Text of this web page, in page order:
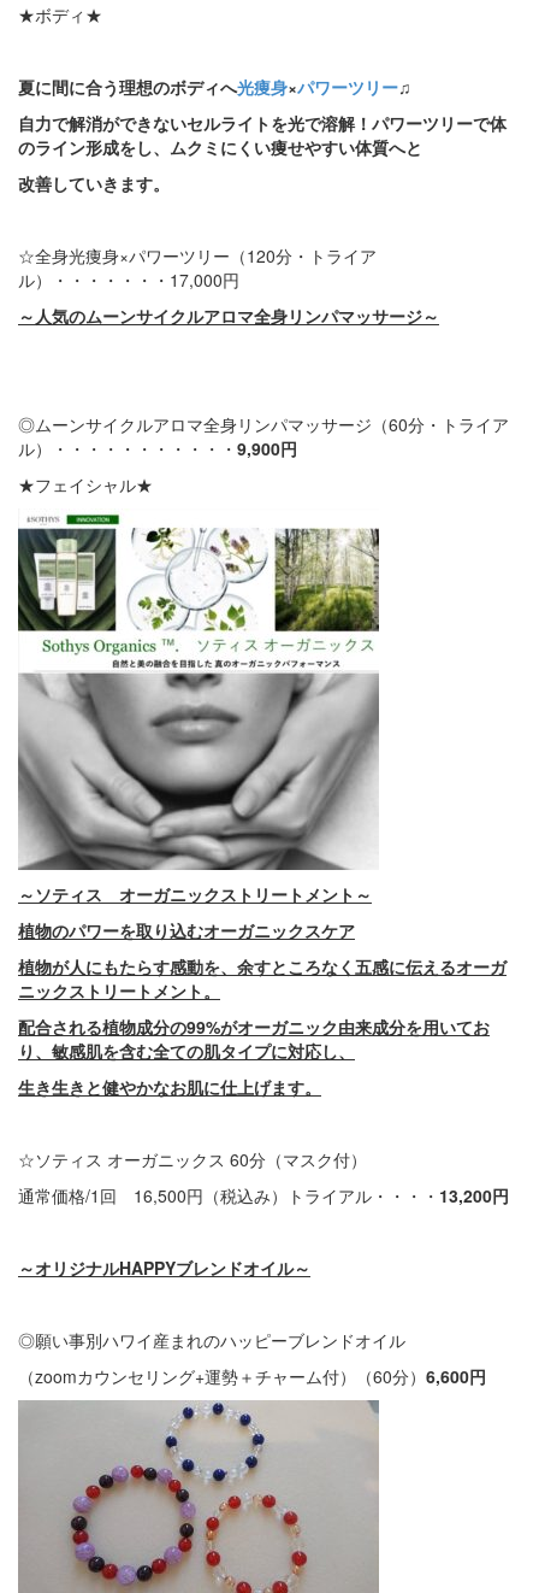
★ボディ★
夏に間に合う理想のボディへ光痩身×パワーツリー♫
自力で解消ができないセルライトを光で溶解！ パワーツリーで体
のライン形成をし、ムクミにくい痩せやすい体質へと
改善していきます。
☆全身光痩身×パワーツリー（120分・トライア
ル）・・・・・・・17,000円
～人気のムーンサイクルアロマ全身リンパマッサージ～
◎ムーンサイクルアロマ全身リンパマッサージ（60分・トライア
ル）・・・・・・・・・・・ 9,900円
★フェイシャル★
～ソティス オーガニックストリートメント～
植物のパワーを取り込むオーガニックスケア
植物が人にもたらす感動を、余すところなく五感に伝えるオーガ
ニックストリートメント。
配合される植物成分の99%がオーガニック由来成分を用いてお
り、敏感肌を含む全ての肌タイプに対応し、
生き生きと健やかなお肌に仕上げます。
☆ソティス オーガニックス 60分（マスク付）
通常価格/1回 16,500円（税込み）トライアル・・・・ 13,200円
～オリジナルHAPPYブレンドオイル～
◎願い事別ハワイ産まれのハッピーブレンドオイル
（zoomカウンセリング+運勢＋チャーム付）（60分） 6,600円